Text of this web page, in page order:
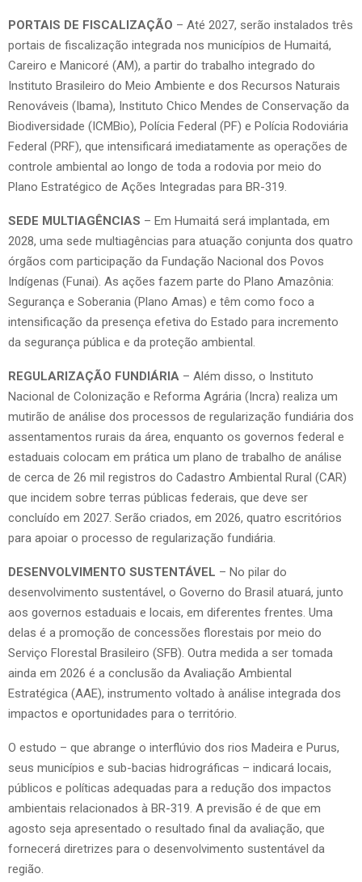
PORTAIS DE FISCALIZAÇÃO – Até 2027, serão instalados três
portais de fiscalização integrada nos municípios de Humaitá,
Careiro e Manicoré (AM), a partir do trabalho integrado do
Instituto Brasileiro do Meio Ambiente e dos Recursos Naturais
Renováveis (Ibama), Instituto Chico Mendes de Conservação da
Biodiversidade (ICMBio), Polícia Federal (PF) e Polícia Rodoviária
Federal (PRF), que intensificará imediatamente as operações de
controle ambiental ao longo de toda a rodovia por meio do
Plano Estratégico de Ações Integradas para BR-319.
SEDE MULTIAGÊNCIAS – Em Humaitá será implantada, em
2028, uma sede multiagências para atuação conjunta dos quatro
órgãos com participação da Fundação Nacional dos Povos
Indígenas (Funai). As ações fazem parte do Plano Amazônia:
Segurança e Soberania (Plano Amas) e têm como foco a
intensificação da presença efetiva do Estado para incremento
da segurança pública e da proteção ambiental.
REGULARIZAÇÃO FUNDIÁRIA – Além disso, o Instituto
Nacional de Colonização e Reforma Agrária (Incra) realiza um
mutirão de análise dos processos de regularização fundiária dos
assentamentos rurais da área, enquanto os governos federal e
estaduais colocam em prática um plano de trabalho de análise
de cerca de 26 mil registros do Cadastro Ambiental Rural (CAR)
que incidem sobre terras públicas federais, que deve ser
concluído em 2027. Serão criados, em 2026, quatro escritórios
para apoiar o processo de regularização fundiária.
DESENVOLVIMENTO SUSTENTÁVEL – No pilar do
desenvolvimento sustentável, o Governo do Brasil atuará, junto
aos governos estaduais e locais, em diferentes frentes. Uma
delas é a promoção de concessões florestais por meio do
Serviço Florestal Brasileiro (SFB). Outra medida a ser tomada
ainda em 2026 é a conclusão da Avaliação Ambiental
Estratégica (AAE), instrumento voltado à análise integrada dos
impactos e oportunidades para o território.
O estudo – que abrange o interflúvio dos rios Madeira e Purus,
seus municípios e sub-bacias hidrográficas – indicará locais,
públicos e políticas adequadas para a redução dos impactos
ambientais relacionados à BR-319. A previsão é de que em
agosto seja apresentado o resultado final da avaliação, que
fornecerá diretrizes para o desenvolvimento sustentável da
região.